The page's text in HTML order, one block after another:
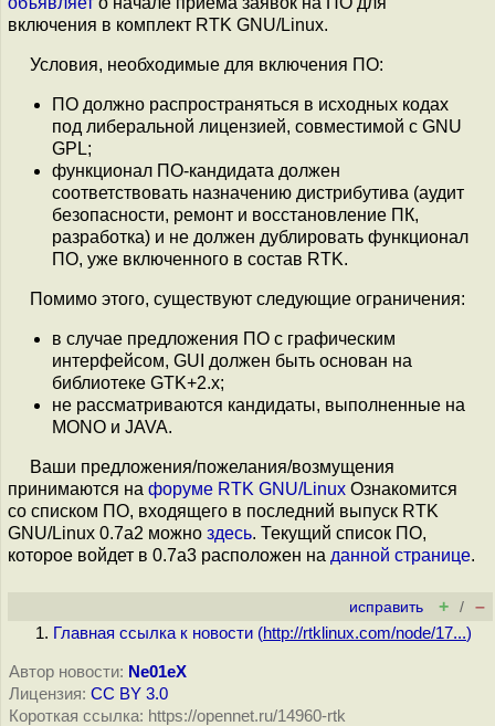
включения в комплект RTK GNU/Linux.
Условия, необходимые для включения ПО:
ПО должно распространяться в исходных кодах
под либеральной лицензией, совместимой с GNU
GPL;
функционал ПО-кандидата должен
соответствовать назначению дистрибутива (аудит
безопасности, ремонт и восстановление ПК,
разработка) и не должен дублировать функционал
ПО, уже включенного в состав RTK.
Помимо этого, существуют следующие ограничения:
в случае предложения ПО с графическим
интерфейсом, GUI должен быть основан на
библиотеке GTK+2.x;
не рассматриваются кандидаты, выполненные на
MONO и JAVA.
Ваши предложения/пожелания/возмущения
принимаются на форуме RTK GNU/Linux Ознакомится
со списком ПО, входящего в последний выпуск RTK
GNU/Linux 0.7a2 можно здесь. Текущий список ПО,
которое войдет в 0.7a3 расположен на данной странице.
исправить + / –
Главная ссылка к новости (http://rtklinux.com/node/17...)
Автор новости: Ne01eX
Лицензия: CC BY 3.0
Короткая ссылка: https://opennet.ru/14960-rtk